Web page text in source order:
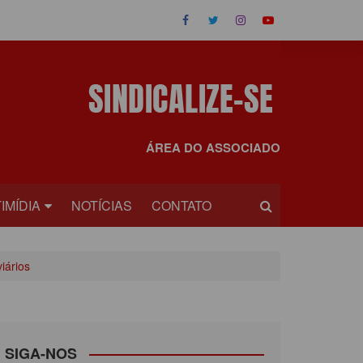
ÁREA DO ASSOCIADO
NOTÍCIAS CONTATO
SIGA-NOS